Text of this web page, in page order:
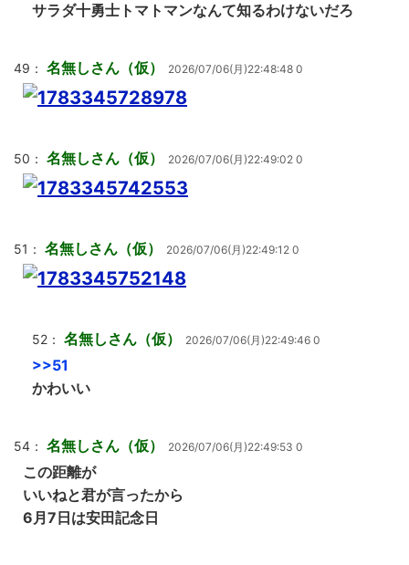
サラダ十勇士トマトマンなんて知るわけないだろ
49： 名無しさん（仮） 2026/07/06(月)22:48:48 0
50： 名無しさん（仮） 2026/07/06(月)22:49:02 0
51： 名無しさん（仮） 2026/07/06(月)22:49:12 0
52： 名無しさん（仮） 2026/07/06(月)22:49:46 0
>>51
かわいい
54： 名無しさん（仮） 2026/07/06(月)22:49:53 0
この距離が
いいねと君が言ったから
6月7日は安田記念日